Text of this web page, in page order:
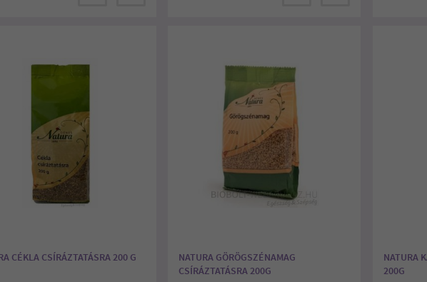
CÉKLA CSÍRÁZTATÁSRA 200 G
NATURA GÖRÖGSZÉNAMAG
CSÍRÁZTATÁSRA 200G
NATURA
200G